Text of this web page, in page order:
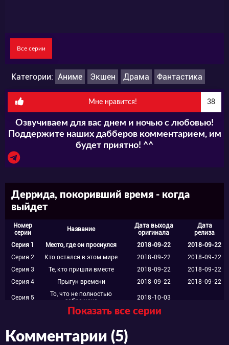
Смотрите премьеру аниме «Деррида,
покоривший время» онлайн на нашем сайте
уже этой осенью.
Все серии
Категории: Аниме Экшен Драма Фантастика
Мне нравится! 38
Озвучиваем для вас днем и ночью с любовью!
Поддержите наших дабберов комментарием, им
будет приятно! ^^
Деррида, покоривший время - когда
выйдет
Номер
серии
Название
Дата выхода
оригинала
Дата
релиза
Серия 1
Место, где он проснулся 2018-09-22
2018-09-22
Серия 2
Кто остался в этом мире 2018-09-22
2018-09-22
Серия 3
Те, кто пришли вместе 2018-09-22
2018-09-22
Серия 4
Прыгун времени 2018-09-22 2018-09-22
Серия 5
То, что не полностью
заброшено
2018-10-03
2018-10-10
Серия 8
Показать все серии
Комментарии (5)